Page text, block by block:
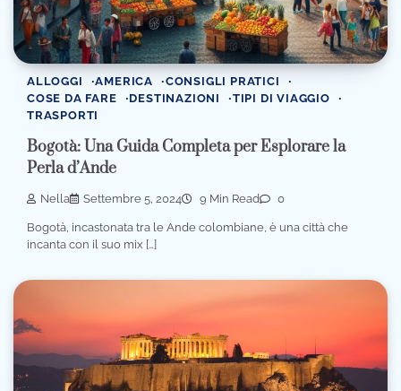
ALLOGGI AMERICA
CONSIGLI PRATICI
COSE DA FARE
DESTINAZIONI
TIPI DI VIAGGIO
TRASPORTI
Bogotà: Una Guida Completa per Esplorare la
Perla d’Ande
Nella Settembre 5, 2024 9 Min Read 0
Bogotà, incastonata tra le Ande colombiane, è una città che
incanta con il suo mix […]